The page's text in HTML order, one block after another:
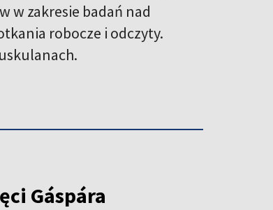
w zakresie badań nad
robocze i odczyty.
Gáspára